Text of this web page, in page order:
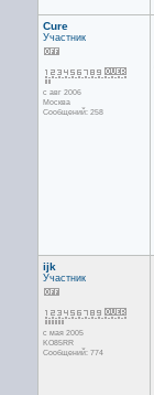
Cure
Участник
с авг 2006
Москва
Сообщений: 258
ijk
Участник
с мая 2005
KO85RR
Сообщений: 774